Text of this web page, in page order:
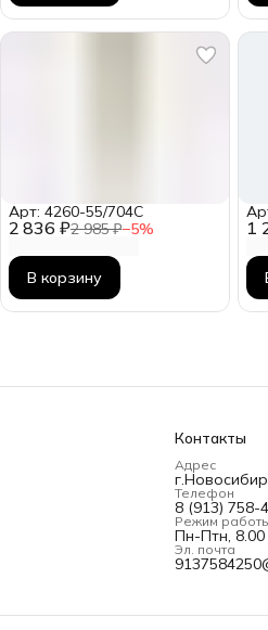
2 836 ₽2 985 ₽−5%
Арт: 4260-55/704C
В корзину
1
Контакты
Адрес
Телефон
8 (913) 758-
Режим
Пн-Птн,
Эл. почта